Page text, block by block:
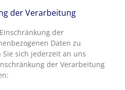
der Verarbeitung
der
Daten zu
sich jederzeit an uns
der Verarbeitung